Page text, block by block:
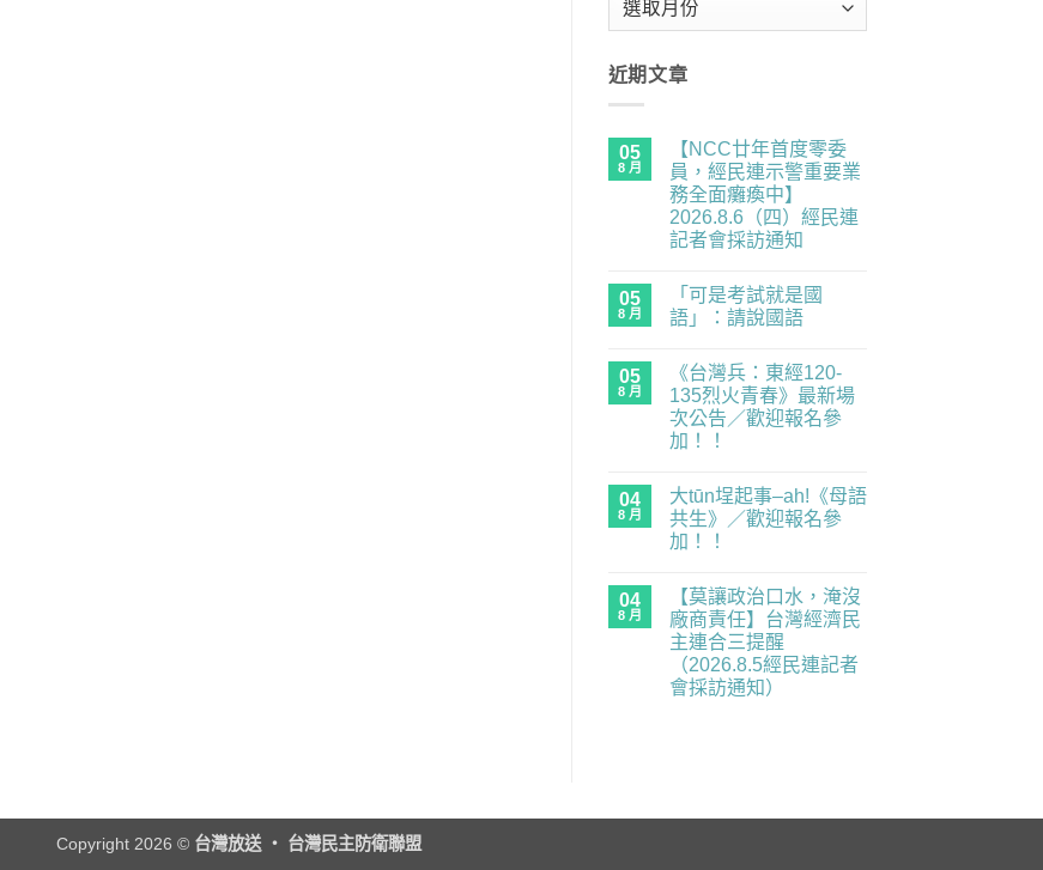
近期文章
05
8 月
【NCC廿年首度零委
員，經民連示警重要業
務全面癱瘓中】
2026.8.6（四）經民連
記者會採訪通知
年
首
委
員，
經
民
連
示
要
業
務
全
中】
2026.8.6（四）
經
民
記
者
言
05
8 月
「可是考試就是國
語」：請說國語
是
考
試
就
是
國
說
國
語〉
中
留
言
05
8 月
《台灣兵：東經120-
135烈火青春》最新場
次公告／歡迎報名參
加！！
灣
兵：
東
經
青
春》
最
場
次
參
留
言
04
8 月
大tūn埕起事–ah!《母語
共生》／歡迎報名參
加！！
tūn
埕
起
事
ah!
《母
言
04
8 月
【莫讓政治口水，淹沒
廠商責任】台灣經濟民
主連合三提醒
（2026.8.5經民連記者
會採訪通知）
淹
Copyright 2026 © 台灣放送 ‧ 台灣民主防衛聯盟